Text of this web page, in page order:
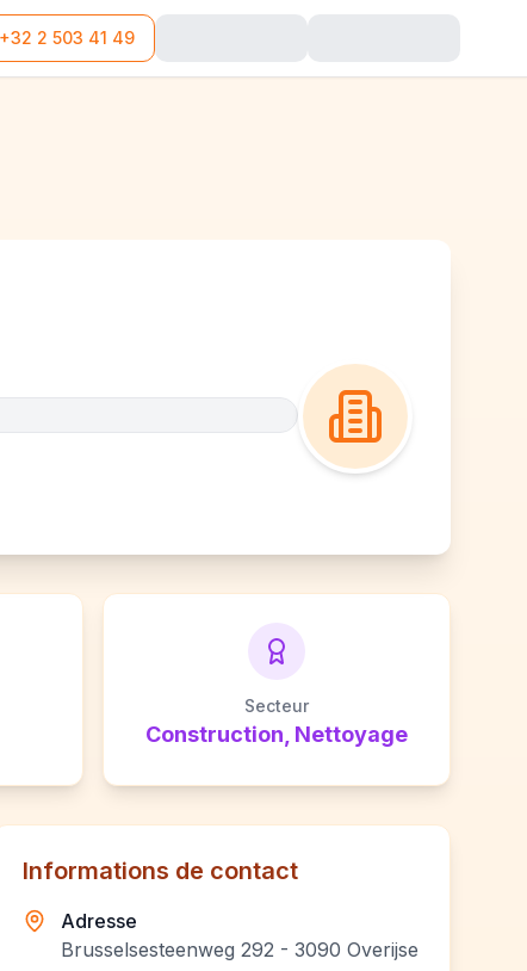
+32 2 503 41 49
Secteur
Construction, Nettoyage
Informations de contact
Adresse
Brusselsesteenweg 292 - 3090 Overijse